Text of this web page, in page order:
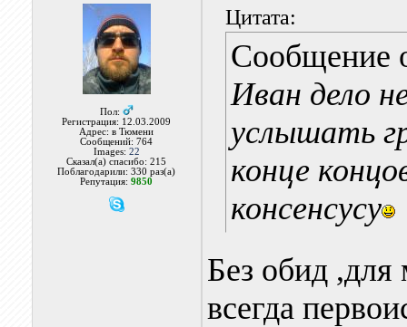
Пол:
Регистрация: 12.03.2009
Адрес: в Тюмени
Сообщений: 764
Images: 22
Сказал(а) спасибо: 215
Поблагодарили: 330 раз(а)
Репутация:9850
Цитата:
Сообщение
Иван дело
услышать
конце
консенсусу
Без обид ,для
всегда